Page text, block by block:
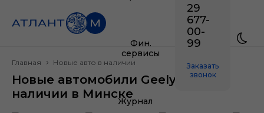
Фин.
сервисы
Журнал
29
677-
00-
99
Заказать
звонок
Главная Новые авто в наличии
Новые автомобили Geely EX2 в
наличии в Минске